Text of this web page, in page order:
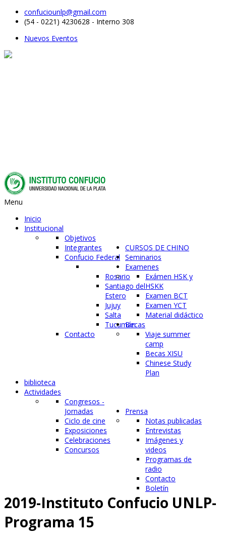
confuciounlp@gmail.com
(54 - 0221) 4230628 - Interno 308
Nuevos Eventos
Menu
Inicio
Institucional
Objetivos
Integrantes
Confucio Federal
Rosario
Santiago del
Estero
Jujuy
Salta
Tucumán
Contacto
CURSOS DE CHINO
Seminarios
Examenes
Exámen HSK y
HSKK
Examen BCT
Examen YCT
Material didáctico
Becas
Viaje summer
camp
Becas XISU
Chinese Study
Plan
biblioteca
Actividades
Congresos -
Jornadas
Ciclo de cine
Exposiciones
Celebraciones
Concursos
Prensa
Notas publicadas
Entrevistas
Imágenes y
videos
Programas de
radio
Contacto
Boletín
2019-Instituto Confucio UNLP-
Programa 15